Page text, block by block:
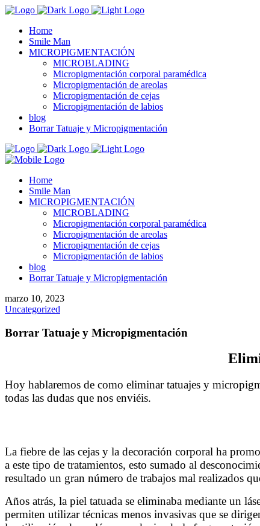
Home
Smile Man
MICROPIGMENTACIÓN
MICROBLADING
Micropigmentación corporal paramédica
Micropigmentación de areolas
Micropigmentación de cejas
Micropigmentación de labios
blog
Borrar Tatuaje y Micropigmentación
Home
Smile Man
MICROPIGMENTACIÓN
MICROBLADING
Micropigmentación corporal paramédica
Micropigmentación de areolas
Micropigmentación de cejas
Micropigmentación de labios
blog
Borrar Tatuaje y Micropigmentación
marzo 10, 2023
Uncategorized
Borrar Tatuaje y Micropigmentación
Hoy hablaremos de como eliminar tatuajes y
todas las dudas que nos enviéis.
La fiebre de las cejas y la decoración corporal ha
a este tipo de tratamientos, esto sumado al
resultado un gran número de trabajos mal realizados
Años atrás, la piel tatuada se eliminaba mediante un
permiten utilizar técnicas menos invasivas que se